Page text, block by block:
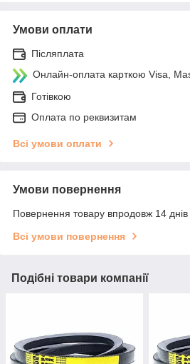
Умови оплати
Післяплата
Онлайн-оплата карткою Visa,
Готівкою
Оплата по реквизитам
Всі умови оплати
Умови повернення
Повернення товару впродовж 14 днів
Всі умови повернення
Подібні товари компанії